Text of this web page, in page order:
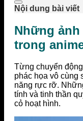
Nội dung bài viết
Những
trong
Từng chuyển
phác họa vô cùng
năng rực rỡ.
tính và tinh thần
cỏ hoạt hình.